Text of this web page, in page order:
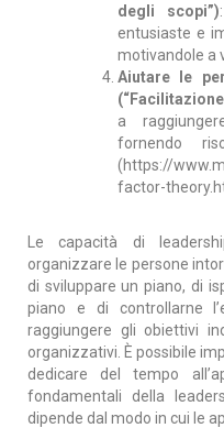
degli scopi”)
entusiaste e
motivandole a
Aiutare le
a
fornendo
(https://
factor-
Le capacità di
organizzare le persone
di sviluppare un piano, di
piano e di controllarne
raggiungere gli obiettivi
organizzativi. È possibile
dedicare del tempo
fondamentali della
dipende dal modo in cui le